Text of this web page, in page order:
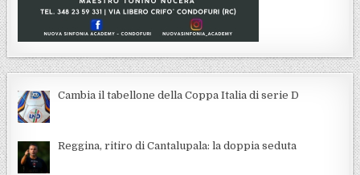
Cambia il tabellone della Coppa Italia di serie D
Reggina, ritiro di Cantalupala: la doppia seduta